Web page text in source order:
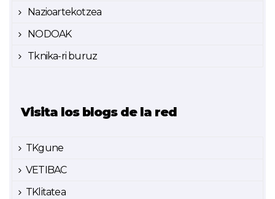
Nazioartekotzea
NODOAK
Tknika-ri buruz
Visita los blogs de la red
TKgune
VETIBAC
TKlitatea